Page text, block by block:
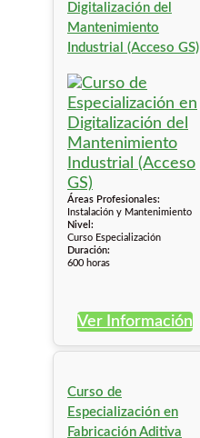
Digitalización del
Mantenimiento
Industrial (Acceso GS)
Áreas Profesionales:
Instalación y Mantenimiento
Nivel:
Curso Especialización
Duración:
600 horas
Ver Información
Curso de
Especialización en
Fabricación Aditiva